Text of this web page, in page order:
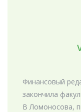
Финансовый
закончила
В Ломоносова,